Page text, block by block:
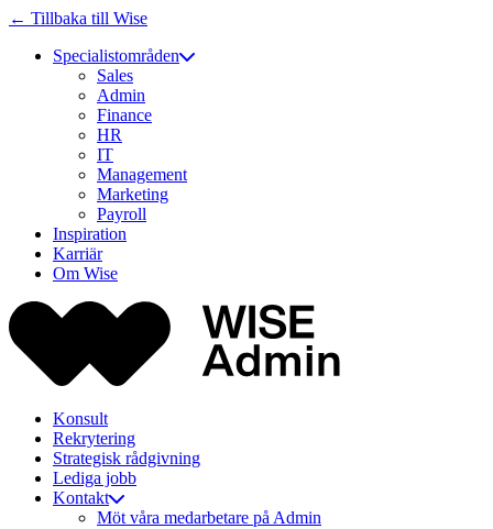
← Tillbaka till Wise
Specialistområden
Sales
Admin
Finance
HR
IT
Management
Marketing
Payroll
Inspiration
Karriär
Om Wise
Konsult
Rekrytering
Strategisk rådgivning
Lediga jobb
Kontakt
Möt våra medarbetare på Admin